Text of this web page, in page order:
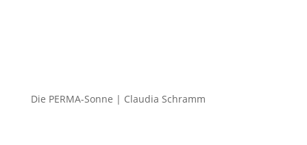
Die PERMA-Sonne | Claudia Schramm